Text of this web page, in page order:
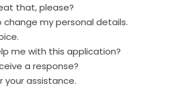
that, please?
change my personal details.
me with this application?
a response?
your assistance.